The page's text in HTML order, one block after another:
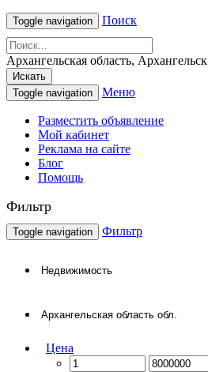
Toggle navigation Поиск
Архангельская область, Архангельск
Искать
Toggle navigation
Меню
Разместить объявление
Мой кабинет
Реклама на сайте
Блог
Помощь
Фильтр
Toggle navigation Фильтр
Цена